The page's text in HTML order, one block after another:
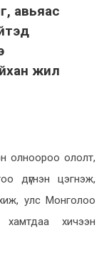
авьяас
жил
олноороо ололт,
дүгнэн цэгнэж,
улс Монголоо
хамтдаа хичээн